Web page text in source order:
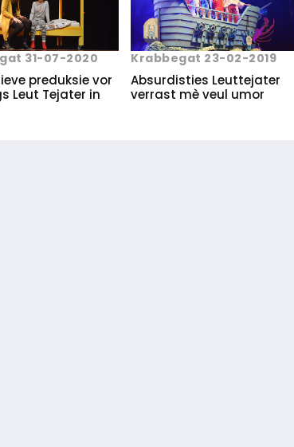
31-07-2020
preduksie vor
Leut Tejater in
Krabbegat 23-02-2019
Absurdisties Leuttejater
verrast mè veul umor